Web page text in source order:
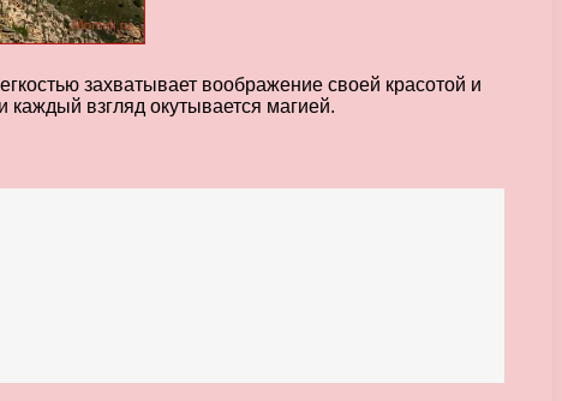
захватывает воображение своей красотой и
взгляд окутывается магией.